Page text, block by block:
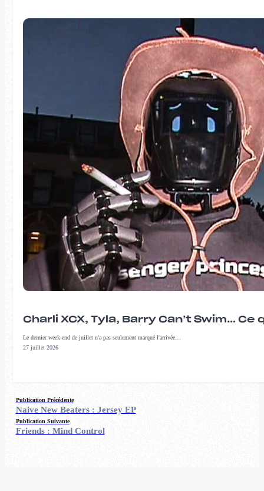
Charli XCX, Tyla, Barry Can’t Swim…
Le dernier week-end de juillet n'a pas seulement marqué l'arrivée…
27 juillet 2026
Publication Précédente
Naive New Beaters : Jersey EP
Publication Suivante
Friends : Mind Control